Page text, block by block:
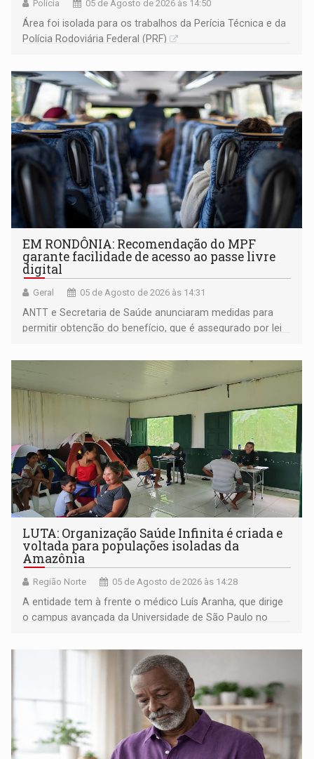
Polícia 05 de Agosto de 2026 às 14:50
Área foi isolada para os trabalhos da Perícia Técnica e da
Polícia Rodoviária Federal (PRF)
EM RONDÔNIA: Recomendação do MPF
garante facilidade de acesso ao passe livre
digital
Geral 05 de Agosto de 2026 às 14:31
ANTT e Secretaria de Saúde anunciaram medidas para
permitir obtenção do benefício, que é assegurado por lei
LUTA: Organização Saúde Infinita é criada e
voltada para populações isoladas da
Amazônia
Região Norte 05 de Agosto de 2026 às 14:28
A entidade tem à frente o médico Luís Aranha, que dirige
o campus avançada da Universidade de São Paulo no